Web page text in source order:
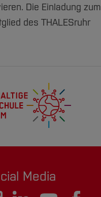
Die Einladung zum
des THALESruhr
Media